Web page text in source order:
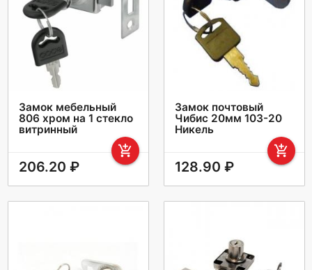
Замок мебельный
806 хром на 1 стекло
витринный
add_shopping_cart
206.20 ₽
Замок почтовый
Чибис 20мм 103-20
Никель
add_shopping_cart
128.90 ₽